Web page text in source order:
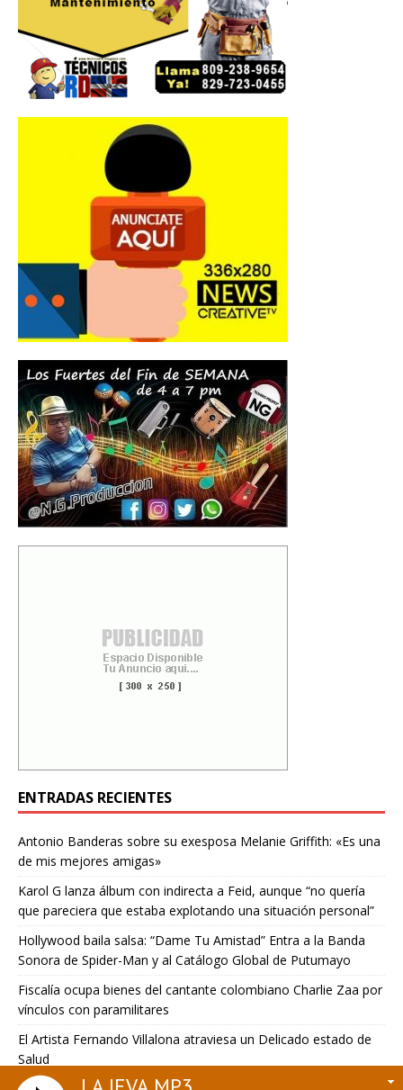
ENTRADAS RECIENTES
Antonio Banderas sobre su exesposa Melanie Griffith: «Es una
de mis mejores amigas»
Karol G lanza álbum con indirecta a Feid, aunque “no quería
que pareciera que estaba explotando una situación personal”
Hollywood baila salsa: “Dame Tu Amistad” Entra a la Banda
Sonora de Spider-Man y al Catálogo Global de Putumayo
Fiscalía ocupa bienes del cantante colombiano Charlie Zaa por
vínculos con paramilitares
El Artista Fernando Villalona atraviesa un Delicado estado de
Salud